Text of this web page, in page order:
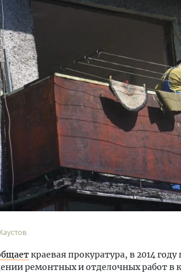
краевая прокуратура, в 2014
ремонтных и отделочных работ в
код начинается с
крупноформатными
новым
Смелость
ЗИАС — об
трендах в